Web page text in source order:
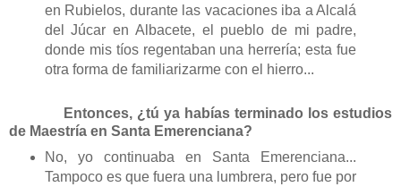
en Rubielos, durante las vacaciones iba a Alcalá
del Júcar en Albacete, el pueblo de mi padre,
donde mis tíos regentaban una herrería; esta fue
otra forma de familiarizarme con el hierro...
Entonces, ¿tú ya habías terminado los estudios
de Maestría en Santa Emerenciana?
No, yo continuaba en Santa Emerenciana...
Tampoco es que fuera una lumbrera, pero fue por